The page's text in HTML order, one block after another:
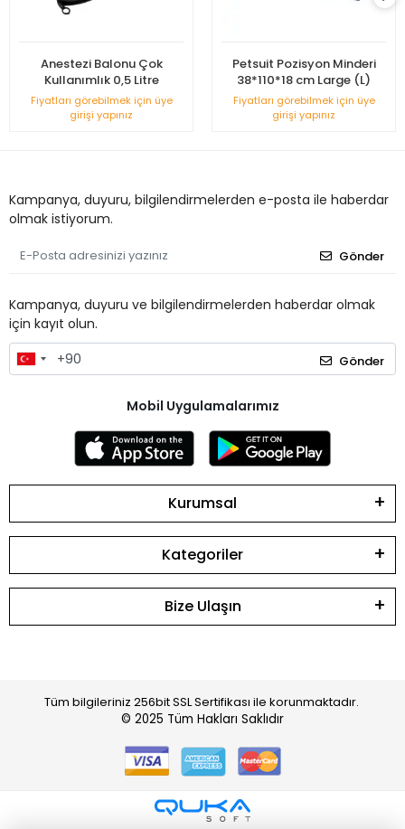
Anestezi Balonu Çok
Kullanımlık 0,5 Litre
Fiyatları görebilmek için üye
girişi yapınız
Petsuit Pozisyon Minderi
38*110*18 cm Large (L)
Fiyatları görebilmek için üye
girişi yapınız
Kampanya, duyuru, bilgilendirmelerden e-posta ile haberdar
olmak istiyorum.
Gönder
Kampanya, duyuru ve bilgilendirmelerden haberdar olmak
için kayıt olun.
Gönder
Mobil Uygulamalarımız
Kurumsal
Kategoriler
Bize Ulaşın
Tüm bilgileriniz 256bit SSL Sertifikası ile korunmaktadır.
© 2025 Tüm Hakları Saklıdır